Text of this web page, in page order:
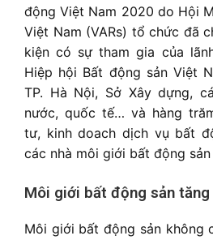
động Việt Nam 2020 do Hội
Việt Nam (VARs) tổ chức đã
kiện có sự tham gia của
Hiệp hội Bất động sản Việt
TP. Hà Nội, Sở Xây dựng,
nước, quốc tế… và hàng
tư, kinh doach dịch vụ bất
các nhà môi giới bất động
Môi giới bất động sản
Môi giới bất động sản không